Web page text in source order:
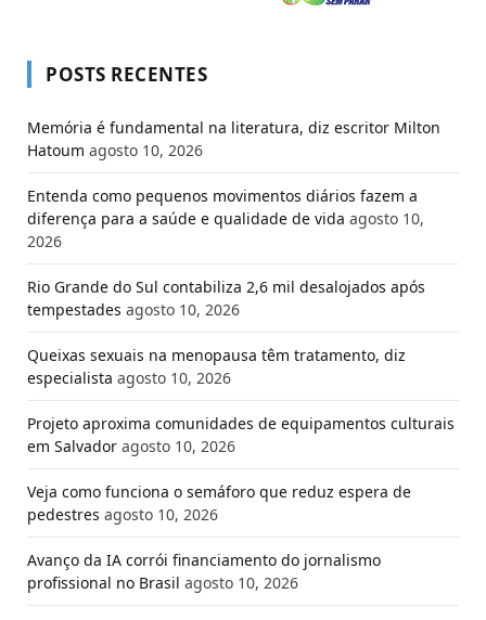
POSTS RECENTES
Memória é fundamental na literatura, diz escritor Milton
Hatoum agosto 10, 2026
Entenda como pequenos movimentos diários fazem a
diferença para a saúde e qualidade de vida agosto 10,
2026
Rio Grande do Sul contabiliza 2,6 mil desalojados após
tempestades agosto 10, 2026
Queixas sexuais na menopausa têm tratamento, diz
especialista agosto 10, 2026
Projeto aproxima comunidades de equipamentos culturais
em Salvador agosto 10, 2026
Veja como funciona o semáforo que reduz espera de
pedestres agosto 10, 2026
Avanço da IA corrói financiamento do jornalismo
profissional no Brasil agosto 10, 2026